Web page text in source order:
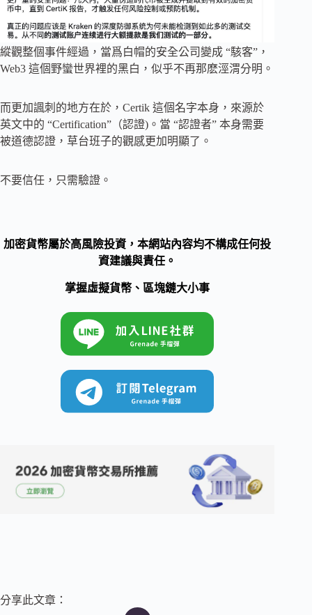
縱觀整個事件經過，當爲白帽的安全公司變成 “駭客”，
Web3 這個野蠻世界裡的黑白，似乎不再那麽涇渭分明。
而更加諷刺的地方在於，Certik 這個名字本身，來源於
英文中的 “Certification”（認證)。當 “認證者” 本身需要
被道德認證，草台班子的觀感更加明顯了。
不要信任，只需驗證。
加密貨幣屬於高風險投資，本網站內容均不構成任何投
資建議與責任。
掌握虛擬貨幣、區塊鏈大小事
分享此文章：